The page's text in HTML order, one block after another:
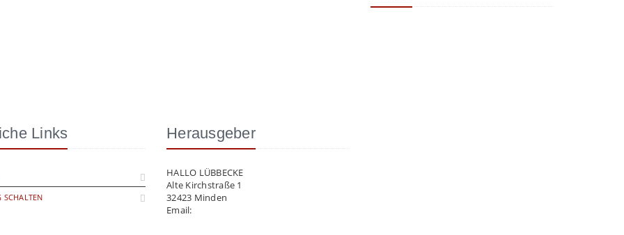
Links
SCHALTEN
Herausgeber
HALLO LÜBBECKE
Alte Kirchstraße 1
32423 Minden
Email: